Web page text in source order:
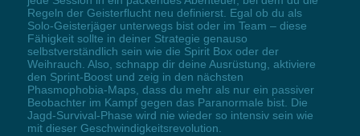
Regeln der Geisterflucht neu definierst. Egal ob du als
Solo-Geisterjäger unterwegs bist oder im Team – diese
Fähigkeit sollte in deiner Strategie genauso
selbstverständlich sein wie die Spirit Box oder der
Weihrauch. Also, schnapp dir deine Ausrüstung, aktiviere
den Sprint-Boost und zeig in den nächsten
Phasmophobia-Maps, dass du mehr als nur ein passiver
Beobachter im Kampf gegen das Paranormale bist. Die
Jagd-Survival-Phase wird nie wieder so intensiv sein wie
mit dieser Geschwindigkeitsrevolution.